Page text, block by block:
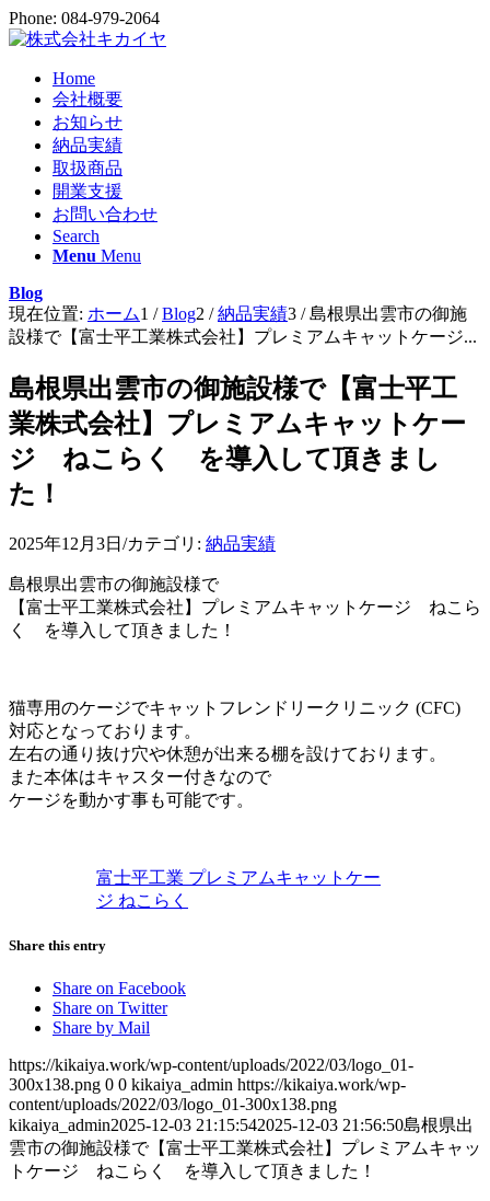
Phone: 084-979-2064
Home
会社概要
お知らせ
納品実績
取扱商品
開業支援
お問い合わせ
Search
Menu Menu
Blog
現在位置: ホーム1 / Blog2 / 納品実績3 / 島根県出雲市の御施
設様で【富士平工業株式会社】プレミアムキャットケージ...
島根県出雲市の御施設様で【富士平工
業株式会社】プレミアムキャットケー
ジ ねこらく を導入して頂きまし
た！
2025年12月3日 /カテゴリ: 納品実績
島根県出雲市の御施設様で
【富士平工業株式会社】プレミアムキャットケージ ねこら
く を導入して頂きました！
猫専用のケージでキャットフレンドリークリニック (CFC)
対応となっております。
左右の通り抜け穴や休憩が出来る棚を設けております。
また本体はキャスター付きなので
ケージを動かす事も可能です。
富士平工業 プレミアムキャットケー
ジ ねこらく
Share this entry
Share on Facebook
Share on Twitter
Share by Mail
https://kikaiya.work/wp-content/uploads/2022/03/logo_01-
300x138.png 0 0 kikaiya_admin https://kikaiya.work/wp-
content/uploads/2022/03/logo_01-300x138.png
kikaiya_admin2025-12-03 21:15:542025-12-03 21:56:50島根県出
雲市の御施設様で【富士平工業株式会社】プレミアムキャッ
トケージ ねこらく を導入して頂きました！